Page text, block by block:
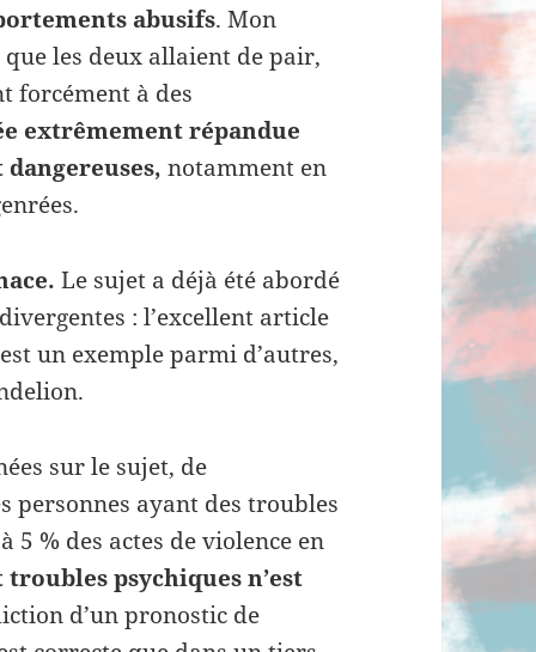
abusifs. Mon
les deux allaient de pair,
forcément à des
extrêmement répandue
notamment en
Le sujet a déjà été abordé
: l’excellent article
est un exemple parmi d’autres,
sur le sujet, de
personnes ayant des troubles
5 % des actes de violence en
psychiques n’est
d’un pronostic de